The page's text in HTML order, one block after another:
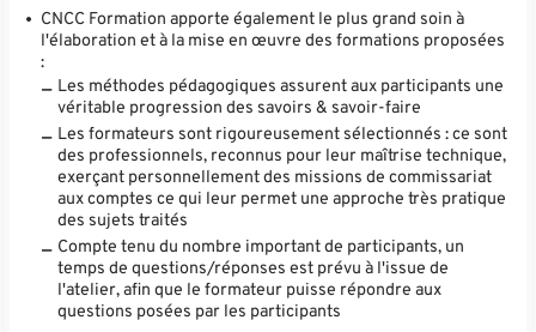
CNCC Formation apporte également le plus grand soin à
l'élaboration et à la mise en œuvre des formations proposées
:
Les méthodes pédagogiques assurent aux participants une
véritable progression des savoirs & savoir-faire
Les formateurs sont rigoureusement sélectionnés : ce sont
des professionnels, reconnus pour leur maîtrise technique,
exerçant personnellement des missions de commissariat
aux comptes ce qui leur permet une approche très pratique
des sujets traités
Compte tenu du nombre important de participants, un
temps de questions/réponses est prévu à l'issue de
l'atelier, afin que le formateur puisse répondre aux
questions posées par les participants